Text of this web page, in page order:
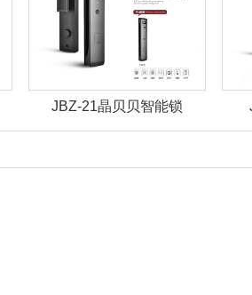
JBZ-21晶贝贝智能锁